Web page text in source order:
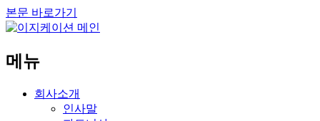
본문 바로가기
메뉴
회사소개
인사말